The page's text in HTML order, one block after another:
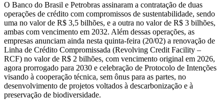
O Banco do Brasil e Petrobras assinaram a contratação de duas
operações de crédito com compromissos de sustentabilidade, sendo
uma no valor de R$ 3,5 bilhões, e a outra no valor de R$ 3 bilhões,
ambas com vencimento em 2032. Além dessas operações, as
empresas anunciam ainda nesta quinta-feira (20/02) a renovação de
Linha de Crédito Compromissada (Revolving Credit Facility –
RCF) no valor de R$ 2 bilhões, com vencimento original em 2026,
agora prorrogado para 2030 e celebração de Protocolo de Intenções
visando à cooperação técnica, sem ônus para as partes, no
desenvolvimento de projetos voltados à descarbonização e à
preservação de biodiversidade.